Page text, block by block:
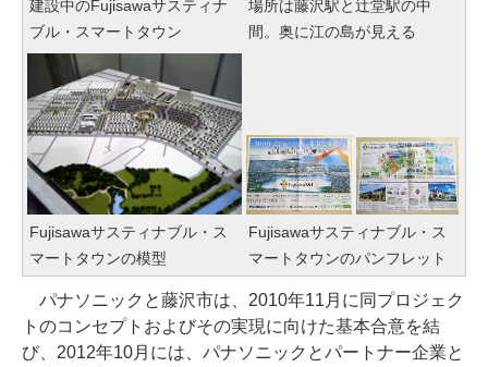
建設中のFujisawaサスティナ
ブル・スマートタウン
場所は藤沢駅と辻堂駅の中
間。奥に江の島が見える
Fujisawaサスティナブル・ス
マートタウンの模型
Fujisawaサスティナブル・ス
マートタウンのパンフレット
パナソニックと藤沢市は、2010年11月に同プロジェク
トのコンセプトおよびその実現に向けた基本合意を結
び、2012年10月には、パナソニックとパートナー企業と